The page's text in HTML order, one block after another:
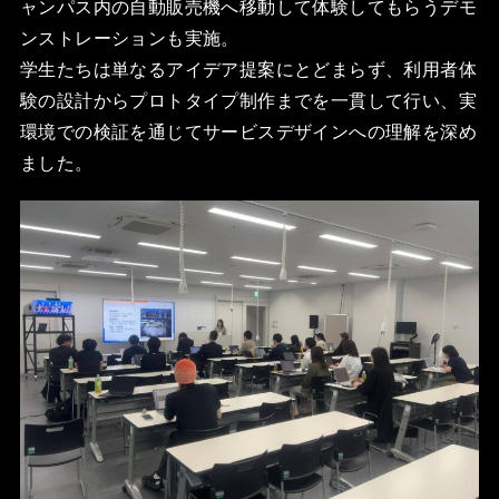
ャンパス内の自動販売機へ移動して体験してもらうデモ
ンストレーションも実施。
学生たちは単なるアイデア提案にとどまらず、利用者体
験の設計からプロトタイプ制作までを一貫して行い、実
環境での検証を通じてサービスデザインへの理解を深め
ました。